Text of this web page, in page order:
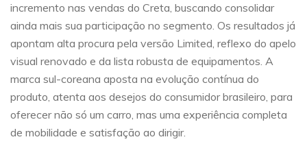
incremento nas vendas do Creta, buscando consolidar
ainda mais sua participação no segmento. Os resultados já
apontam alta procura pela versão Limited, reflexo do apelo
visual renovado e da lista robusta de equipamentos. A
marca sul-coreana aposta na evolução contínua do
produto, atenta aos desejos do consumidor brasileiro, para
oferecer não só um carro, mas uma experiência completa
de mobilidade e satisfação ao dirigir.